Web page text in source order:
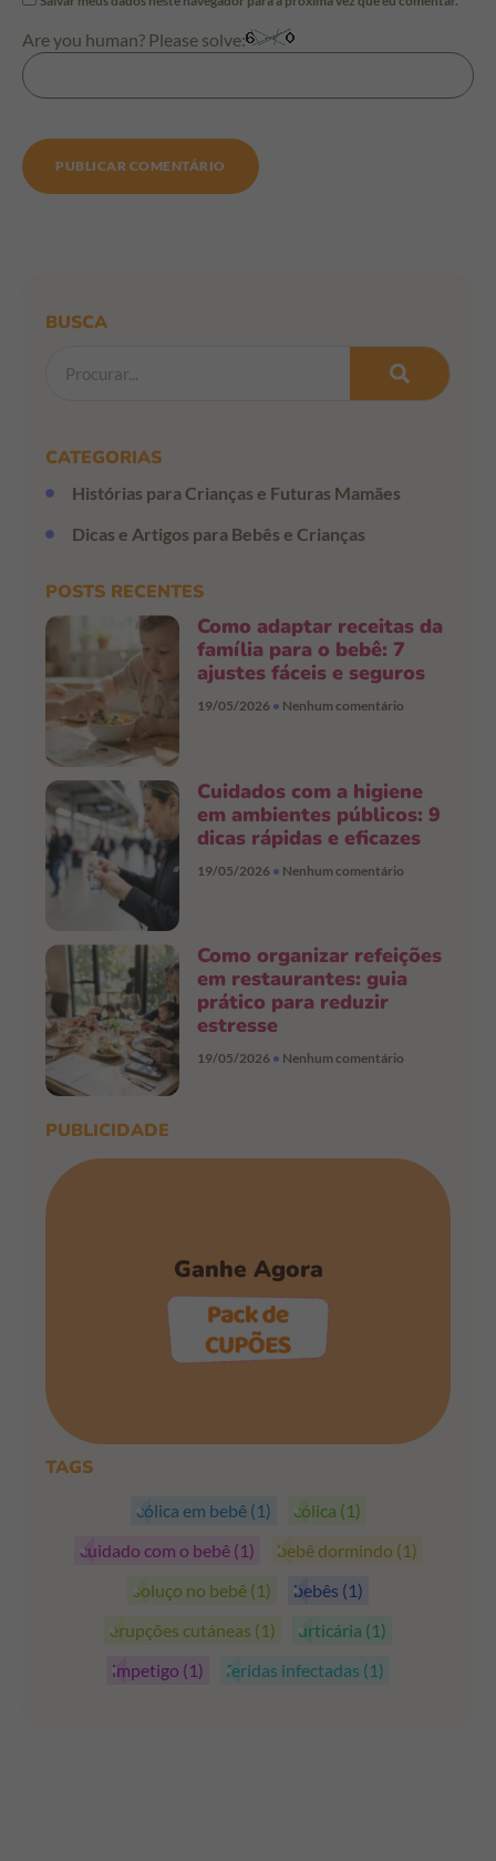
Are you human? Please solve:
BUSCA
CATEGORIAS
Histórias para Crianças e Futuras Mamães
Dicas e Artigos para Bebês e Crianças
POSTS RECENTES
Como adaptar receitas da
família para o bebê: 7
ajustes fáceis e seguros
19/05/2026 Nenhum comentário
Cuidados com a higiene
em ambientes públicos: 9
dicas rápidas e eficazes
19/05/2026 Nenhum comentário
Como organizar refeições
em restaurantes: guia
prático para reduzir
estresse
19/05/2026 Nenhum comentário
PUBLICIDADE
Ganhe Agora
TAGS
cólica em bebê (1) cólica (1)
cuidado com o bebê (1) bebê dormindo (1)
soluço no bebê (1) bebês (1)
erupções cutáneas (1) urticária (1)
impetigo (1) feridas infectadas (1)